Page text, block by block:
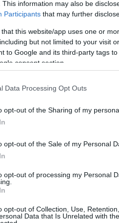
This information may also be
Participants that may further
that this website/app uses one or
but not limited to your visit
to Google and its third-party tags
consent section.
Data Processing Opt Outs
opt-out of the Sharing of my
opt-out of the Sale of my Personal
opt-out of processing my Personal
opt-out of Collection, Use,
Data that Is Unrelated with
felesége után
FeydeauA hülyéje
meséltek.
egy hagyományos
vannak, akik
Ezeket próbálják
esetében:
feleségem után.
mindenkinek jobb lesz
viszont nem
átugrunk egy-egy
vagy esetleg